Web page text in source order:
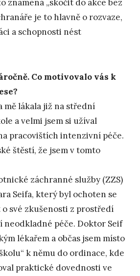
znamená „skočit do akce bez
je to hlavně o rozvaze,
a schopnosti nést
Co motivovalo vás k
lákala již na střední
a velmi jsem si užíval
pracovištích intenzivní péče.
štěstí, že jsem v tomto
záchranné služby (ZZS)
Seifa, který byl ochoten se
své zkušenosti z prostředí
neodkladné péče. Doktor Seif
lékařem a občas jsem místo
k němu do ordinace, kde
praktické dovednosti ve